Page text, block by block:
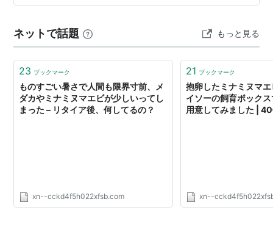
な水換えをオススメします。 水を全部換える必要はあり
化は良くないのではないでしょうか。 私は週に１度、約
３分の１の水を交換しています。月に１度、…
ネットで話題 もっと見る
23 ブックマーク
ものすごい暑さで人間も限界寸前、メ
ダカやミナミヌマエビが少しいってし
まった – リタイア後、何してるの？
xn--cckd4f5h022xfsb.com
21 ブックマーク
抱卵したミナミヌマ
イソーの飼育ボック
用意してみました |
xn--